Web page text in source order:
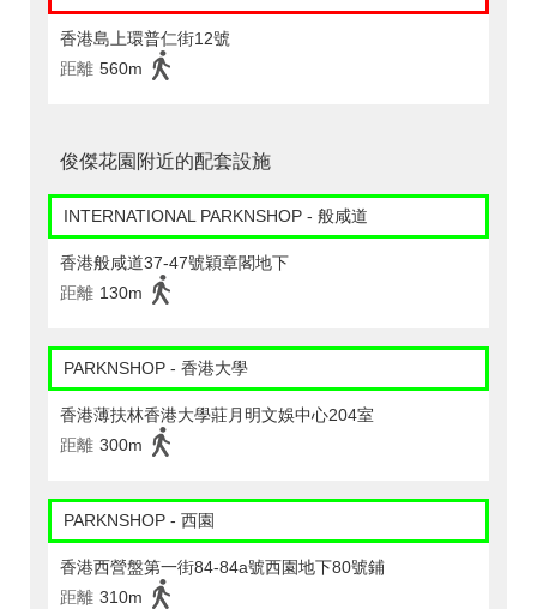
香港島上環普仁街12號
距離 560m
俊傑花園附近的配套設施
INTERNATIONAL PARKNSHOP - 般咸道
香港般咸道37-47號穎章閣地下
距離 130m
PARKNSHOP - 香港大學
香港薄扶林香港大學莊月明文娛中心204室
距離 300m
PARKNSHOP - 西園
香港西營盤第一街84-84a號西園地下80號鋪
距離 310m